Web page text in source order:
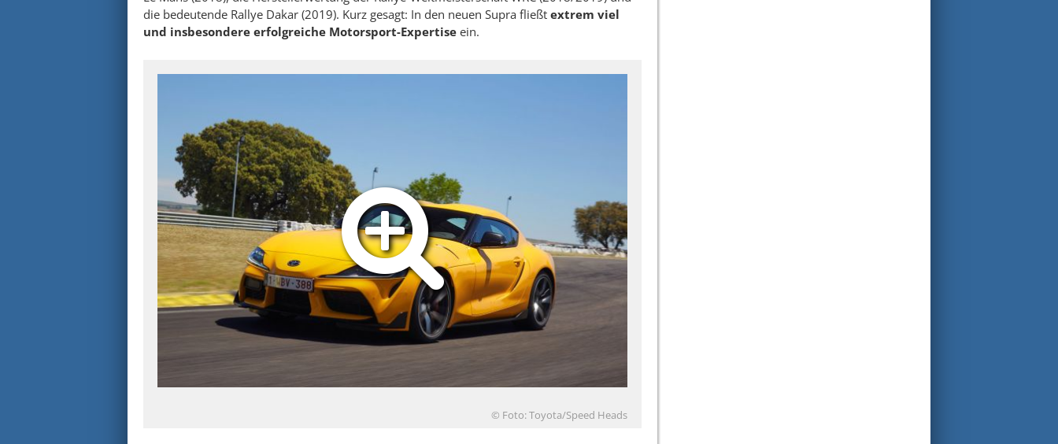
die bedeutende Rallye Dakar (2019). Kurz gesagt: In den neuen Supra fließt extrem viel
und insbesondere erfolgreiche Motorsport-Expertise ein.
© Foto: Toyota/Speed Heads